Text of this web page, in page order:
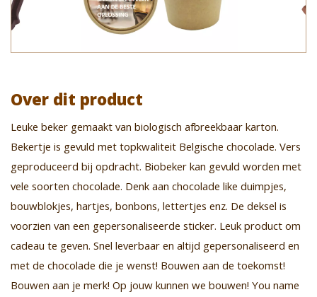
Over dit product
Leuke beker gemaakt van biologisch afbreekbaar karton.
Bekertje is gevuld met topkwaliteit Belgische chocolade. Vers
geproduceerd bij opdracht. Biobeker kan gevuld worden met
vele soorten chocolade. Denk aan chocolade like duimpjes,
bouwblokjes, hartjes, bonbons, lettertjes enz. De deksel is
voorzien van een gepersonaliseerde sticker. Leuk product om
cadeau te geven. Snel leverbaar en altijd gepersonaliseerd en
met de chocolade die je wenst! Bouwen aan de toekomst!
Bouwen aan je merk! Op jouw kunnen we bouwen! You name